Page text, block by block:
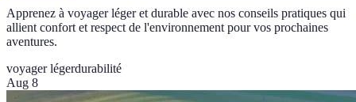
Apprenez à voyager léger et durable avec nos conseils pratiques qui
allient confort et respect de l'environnement pour vos prochaines
aventures.
voyager légerdurabilité
Aug 8